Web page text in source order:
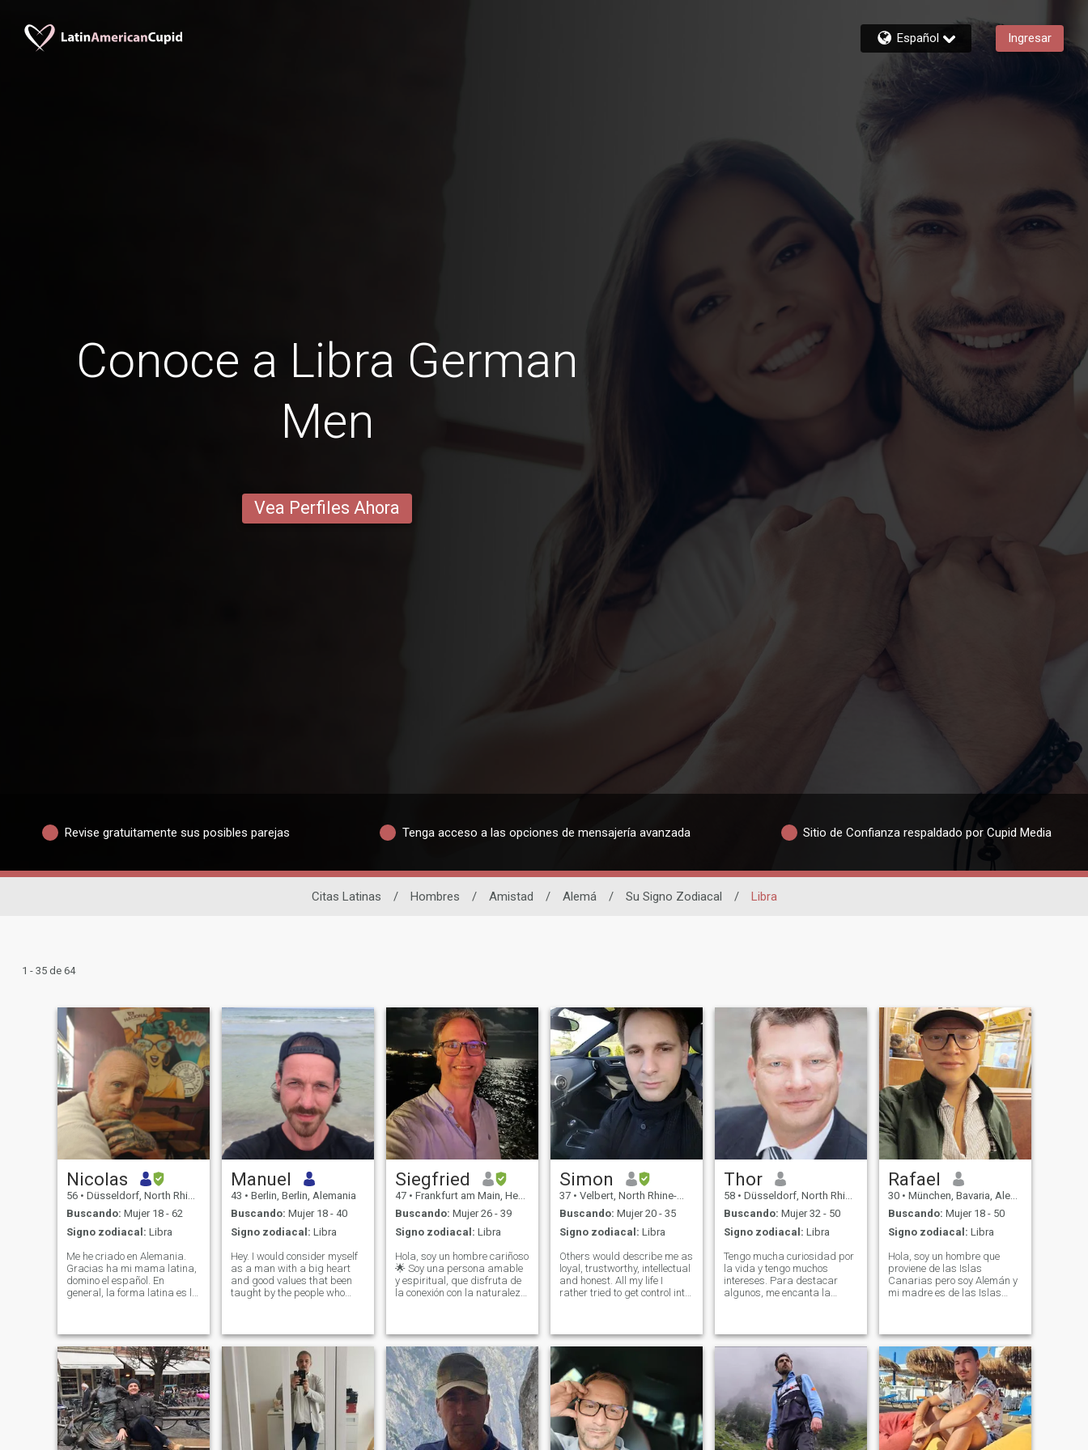
Español Ingresar
Conoce a Libra German
Men
Vea Perfiles Ahora
Revise gratuitamente sus posibles parejas Tenga acceso a las opciones de mensajería avanzada Sitio de Confianza respaldado por Cupid Media
Citas Latinas / Hombres / Amistad / Alemá / Su Signo Zodiacal / Libra
1 - 35 de 64
Nicolas
56 • Düsseldorf, North Rhine-Westphalia, Alemania
Buscando: Mujer 18 - 62
Signo zodiacal: Libra
Me he criado en Alemania.
Gracias ha mi mama latina,
domino el español. En
general, la forma latina es lo
apasionado, independiente,
exelente sentido de humor,
divertido, loco :). Todavía
intento de no perder el niño
dentro de mí. Me gusta lo
lujoso igual que lo sencillo.
Todas las fotos son del ano
2024/25 sin filtro. Aquí no
hay trampa. No quiero
Manuel
43 • Berlin, Berlin, Alemania
Buscando: Mujer 18 - 40
Signo zodiacal: Libra
Hey. I would consider myself
as a man with a big heart
and good values that been
taught by the people who
very active and feel happiest
in the mountains while
Siegfried
47 • Frankfurt am Main, Hesse, Alemania
Buscando: Mujer 26 - 39
Signo zodiacal: Libra
Hola, soy un hombre cariñoso
🌟 Soy una persona amable
y espiritual, que disfruta de
la conexión con la naturaleza
gratitud. Estoy divorciado,
perero listo para un nuevo
comienzo y en busca de una
mujer special con quien
compartir mi vida. Aunque
no tengo hijos, me encantaría
formar una familia en el
futuro. Valoro el amor, la
honestidad y las relaciones
Simon
37 • Velbert, North Rhine-Westphalia, Alemania
Buscando: Mujer 20 - 35
Signo zodiacal: Libra
Others would describe me as
loyal, trustworthy, intellectual
and honest. All my life I
rather tried to get control into
the right counterpart of me, a
Thor
58 • Düsseldorf, North Rhine-Westphalia, Alemania
Buscando: Mujer 32 - 50
Signo zodiacal: Libra
Tengo mucha curiosidad por
la vida y tengo muchos
intereses. Para destacar
algunos, me encanta la
juegos de computadora y
muchos más.\NI trabaja
duro y extraña a una mujer
amorosa y apasionada
para compartir el lado
agradable de la vida.\NI
estoy bien educado y guapo
en el día, pero dominante en
la noche.\NI se ocupará de ti
Rafael
30 • München, Bavaria, Alemania
Buscando: Mujer 18 - 50
Signo zodiacal: Libra
Hola, soy un hombre que
proviene de las Islas
Canarias pero soy Alemán y
mi madre es de las Islas
ya que he crecido en un
ambiente abierto. Mi sueño?
Conocer a alguien qu